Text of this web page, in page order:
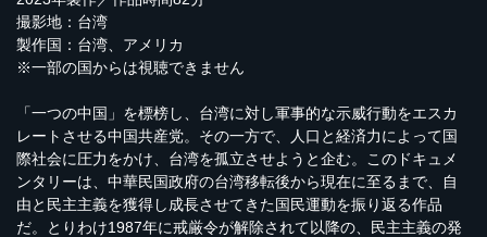
撮影地：台湾
製作国：台湾、アメリカ
※一部の国からは視聴できません
「一つの中国」を標榜し、台湾に対し軍事的な示威行動をエスカ
レートさせる中国共産党。その一方で、人口と経済力によって国
際社会に圧力をかけ、台湾を孤立させようと企む。このドキュメ
ンタリーは、中華民国政府の台湾移転後から現在に至るまで、自
由と民主主義を獲得し成長させてきた国民運動を振り返る作品
だ。とりわけ1987年に戒厳令が解除されて以降の、民主主義の発